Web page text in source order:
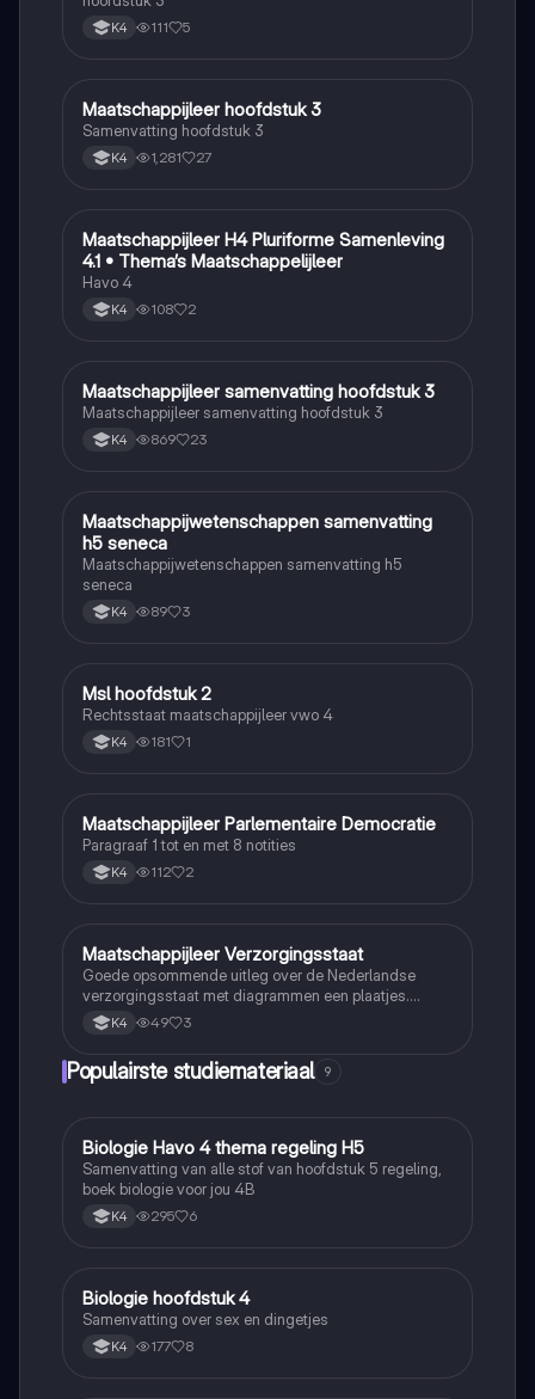
K4 111 5
Maatschappijleer
Maatschappijleer hoofdstuk 3
Samenvatting hoofdstuk 3
K4 1,281 27
Maatschappijleer
Maatschappijleer H4 Pluriforme Samenleving
4.1 • Thema’s Maatschappelijleer
Havo 4
K4 108 2
Maatschappijleer
Maatschappijleer samenvatting hoofdstuk 3
Maatschappijleer samenvatting hoofdstuk 3
K4 869 23
Maatschappijleer
Maatschappijwetenschappen samenvatting
h5 seneca
Maatschappijwetenschappen samenvatting h5
seneca
K4 89 3
Maatschappijleer
Msl hoofdstuk 2
Rechtsstaat maatschappijleer vwo 4
K4 181 1
Maatschappijleer
Maatschappijleer Parlementaire Democratie
Paragraaf 1 tot en met 8 notities
K4 112 2
Maatschappijleer
Maatschappijleer Verzorgingsstaat
Goede opsommende uitleg over de Nederlandse
verzorgingsstaat met diagrammen een plaatjes.
Behaalde resultaat: 7,9
K4 49 3
Populairste studiemateriaal 9
Biologie
Biologie Havo 4 thema regeling H5
Samenvatting van alle stof van hoofdstuk 5 regeling,
boek biologie voor jou 4B
K4 295 6
Biologie
Biologie hoofdstuk 4
Samenvatting over sex en dingetjes
K4 177 8